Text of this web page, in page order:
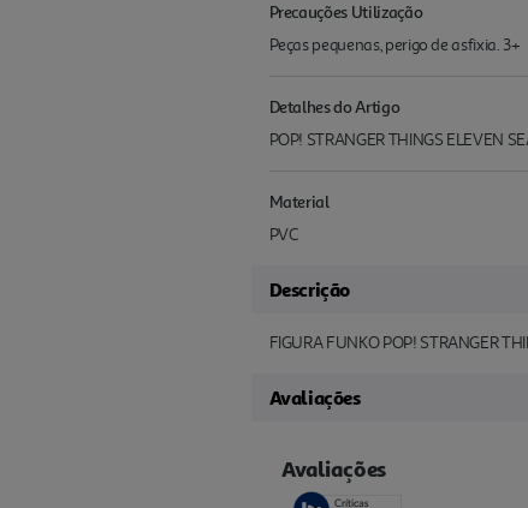
Precauções Utilização
Peças pequenas, perigo de asfixia. 3+
Detalhes do Artigo
POP! STRANGER THINGS ELEVEN
Material
PVC
Descrição
FIGURA FUNKO POP! STRANGER
Avaliações